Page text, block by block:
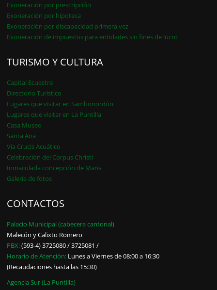
Exoneración por prescripción
Exoneración por hipoteca
Exoneración por discapacidad primera vez
Exoneración de impuestos para entidades sin fines de lucro
TURISMO Y CULTURA
Capital Ecuestre
Directorio Turístico
Lugares que visitar en Samborondón
Lugares que visitar en La Puntilla
Casa Museo
Santa Ana
Vía Crucis Acuático
Celebración del Corpus Christi
Inmaculada concepción de María
Galería de fotos
CONTACTOS
Palacio Municipal (cabecera cantonal)
Malecón y Calixto Romero
PBX:(593-4) 3725080 / 3725081 /
Horario de Atención: Lunes a Viernes de 08:00 a 16:30
(Recaudaciones hasta las 15:30)
Agencia Sur (La Puntilla)